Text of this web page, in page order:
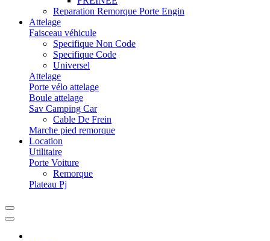
Reparation Remorque Porte Engin
Attelage
Faisceau véhicule
Specifique Non Code
Specifique Code
Universel
Attelage
Porte vélo attelage
Boule attelage
Sav Camping Car
Cable De Frein
Marche pied remorque
Location
Utilitaire
Porte Voiture
Remorque
Plateau Pj